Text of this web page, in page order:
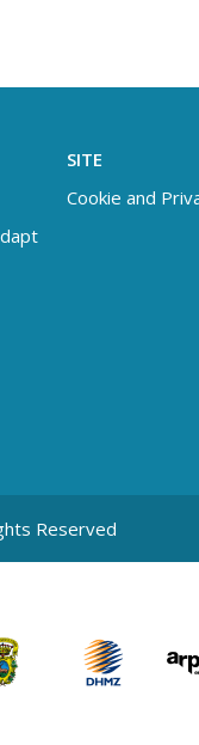
SITE
Cookie and
Reserved